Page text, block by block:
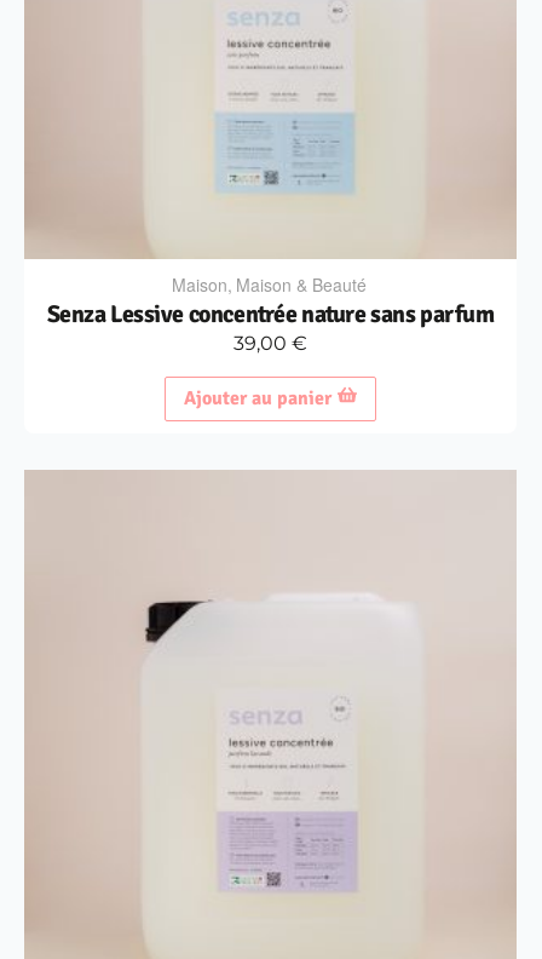
Maison, Maison & Beauté
Senza Lessive concentrée nature sans parfum
39,00 €
Ajouter au panier